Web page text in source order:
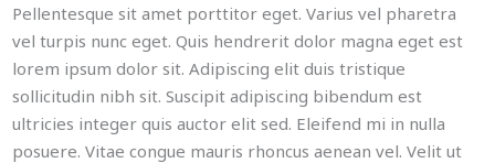
Pellentesque sit amet porttitor eget. Varius vel pharetra
vel turpis nunc eget. Quis hendrerit dolor magna eget est
lorem ipsum dolor sit. Adipiscing elit duis tristique
sollicitudin nibh sit. Suscipit adipiscing bibendum est
ultricies integer quis auctor elit sed. Eleifend mi in nulla
posuere. Vitae congue mauris rhoncus aenean vel. Velit ut